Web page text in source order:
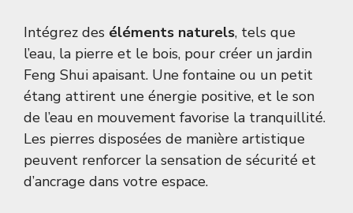
Intégrez des éléments naturels, tels que
l’eau, la pierre et le bois, pour créer un jardin
Feng Shui apaisant. Une fontaine ou un petit
étang attirent une énergie positive, et le son
de l’eau en mouvement favorise la tranquillité.
Les pierres disposées de manière artistique
peuvent renforcer la sensation de sécurité et
d’ancrage dans votre espace.